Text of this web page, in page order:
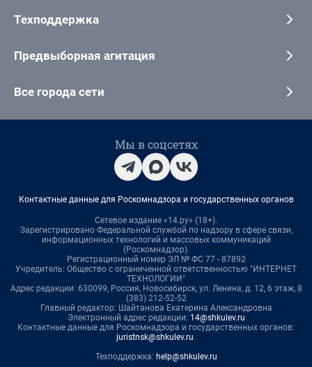
Техподдержка
Предвыборная агитация
Все города сети
Мы в соцсетях
Контактные данные для Роскомнадзора и государственных органов
Сетевое издание «14.ру» (18+).
Зарегистрировано Федеральной службой по надзору в сфере связи,
информационных технологий и массовых коммуникаций
(Роскомнадзор).
Регистрационный номер ЭЛ № ФС 77 - 87892
Учредитель: Общество с ограниченной ответственностью "ИНТЕРНЕТ
ТЕХНОЛОГИИ"
Адрес редакции: 630099, Россия, Новосибирск, ул. Ленина, д. 12, 6 этаж, 8
(383) 212-52-52
Главный редактор: Шайтанова Екатерина Александровна
Электронный адрес редакции: 14@shkulev.ru
Контактные данные для Роскомнадзора и государственных органов:
juristnsk@shkulev.ru.
Техподдержка: help@shkulev.ru